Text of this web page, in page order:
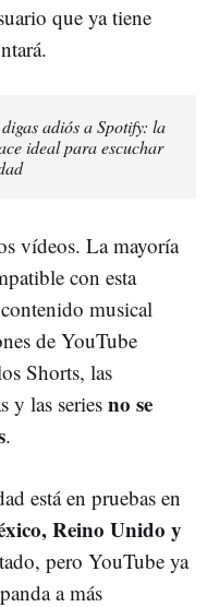
que ya tiene
adiós a Spotify: la
ideal para escuchar
vídeos. La mayoría
con esta
musical
de YouTube
Shorts, las
y las series no se
.
está en pruebas en
Reino Unido y
pero YouTube ya
a más